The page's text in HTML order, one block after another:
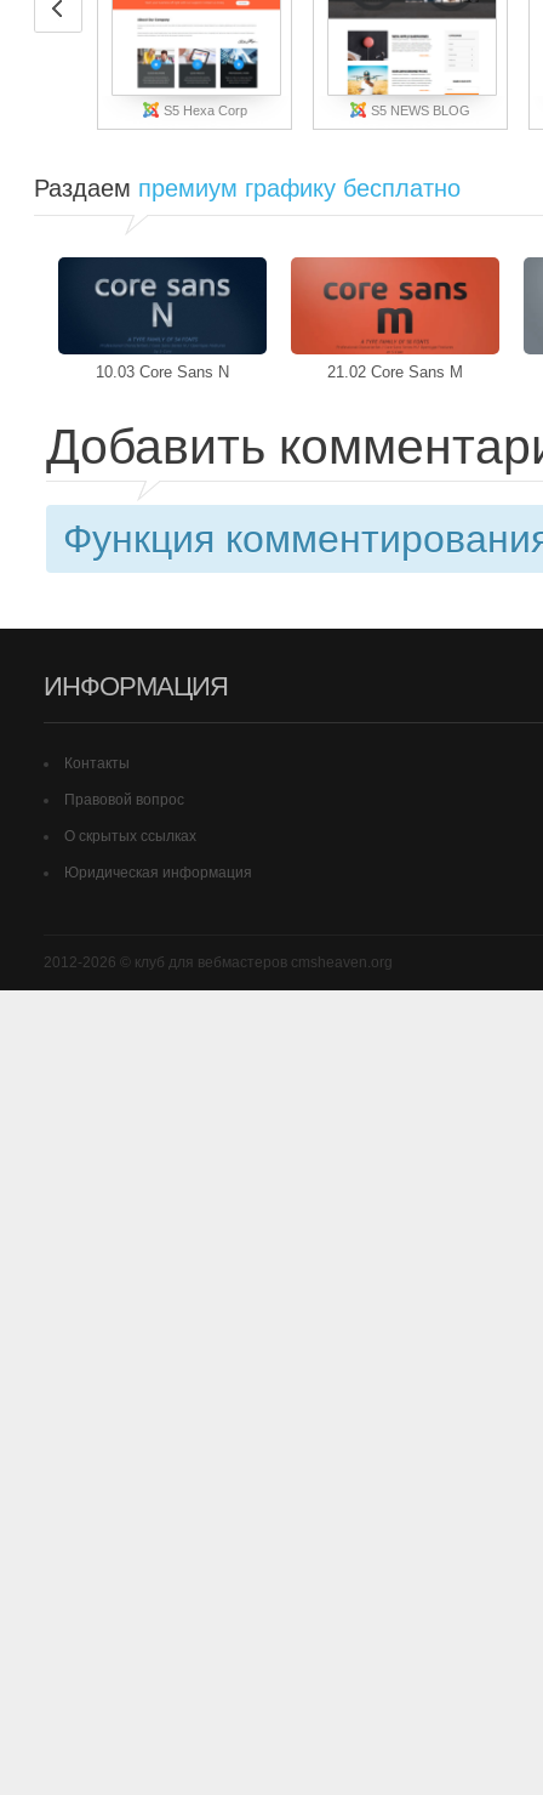
S5 Hexa Corp S5 NEWS BLOG
Раздаем премиум графику бесплатно
10.03 Core Sans N 21.02 Core Sans M
Добавить
Функция
ИНФОРМАЦИЯ
Контакты
Правовой вопрос
О скрытых ссылках
Юридическая информация
2012-2026 © клуб для вебмастеров cmsheaven.org